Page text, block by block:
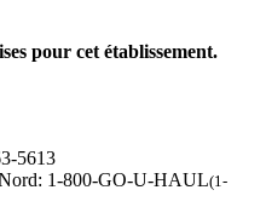
pour cet établissement.
5613
1-800-GO-U-HAUL(1-